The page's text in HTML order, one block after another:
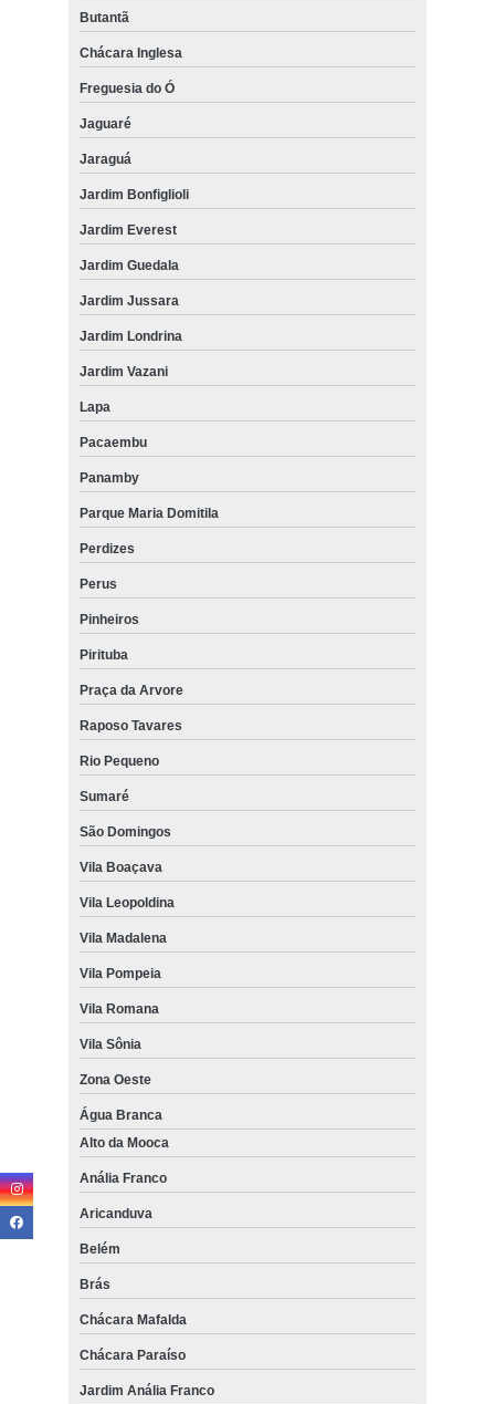
Butantã
Chácara Inglesa
Freguesia do Ó
Jaguaré
Jaraguá
Jardim Bonfiglioli
Jardim Everest
Jardim Guedala
Jardim Jussara
Jardim Londrina
Jardim Vazani
Lapa
Pacaembu
Panamby
Parque Maria Domitila
Perdizes
Perus
Pinheiros
Pirituba
Praça da Arvore
Raposo Tavares
Rio Pequeno
Sumaré
São Domingos
Vila Boaçava
Vila Leopoldina
Vila Madalena
Vila Pompeia
Vila Romana
Vila Sônia
Zona Oeste
Água Branca
Alto da Mooca
Anália Franco
Aricanduva
Belém
Brás
Chácara Mafalda
Chácara Paraíso
Jardim Anália Franco